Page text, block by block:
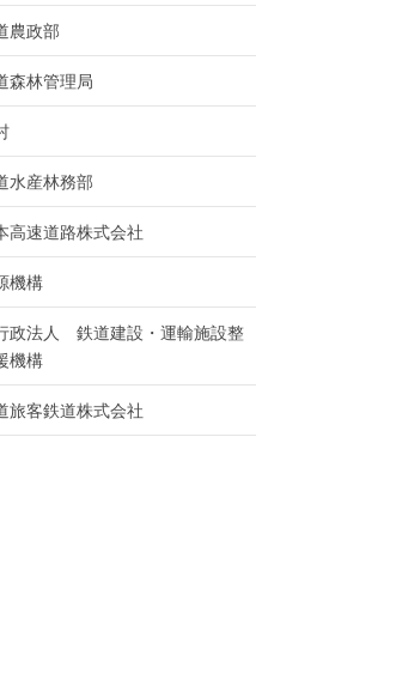
農政部
森林管理局
水産林務部
高速道路株式会社
機構
政法人 鉄道建設・運輸施設整
機構
旅客鉄道株式会社